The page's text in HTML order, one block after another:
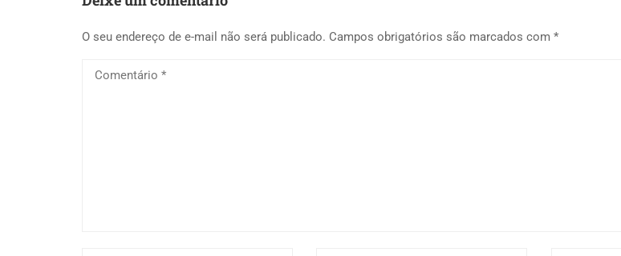
O seu endereço de e-mail não será publicado. Campos obrigatórios são marcados com *